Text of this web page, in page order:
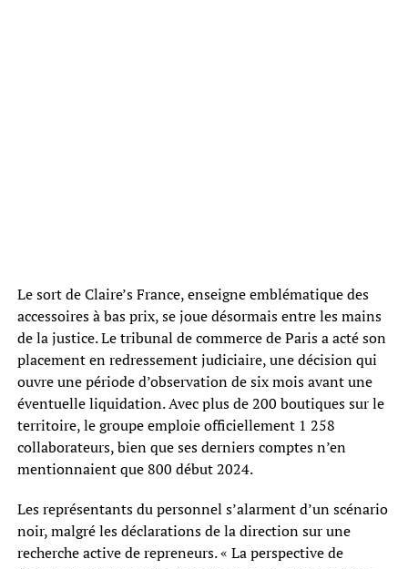
Le sort de Claire’s France, enseigne emblématique des
accessoires à bas prix, se joue désormais entre les mains
de la justice. Le tribunal de commerce de Paris a acté son
placement en redressement judiciaire, une décision qui
ouvre une période d’observation de six mois avant une
éventuelle liquidation. Avec plus de 200 boutiques sur le
territoire, le groupe emploie officiellement 1 258
collaborateurs, bien que ses derniers comptes n’en
mentionnaient que 800 début 2024.
Les représentants du personnel s’alarment d’un scénario
noir, malgré les déclarations de la direction sur une
recherche active de repreneurs. « La perspective de